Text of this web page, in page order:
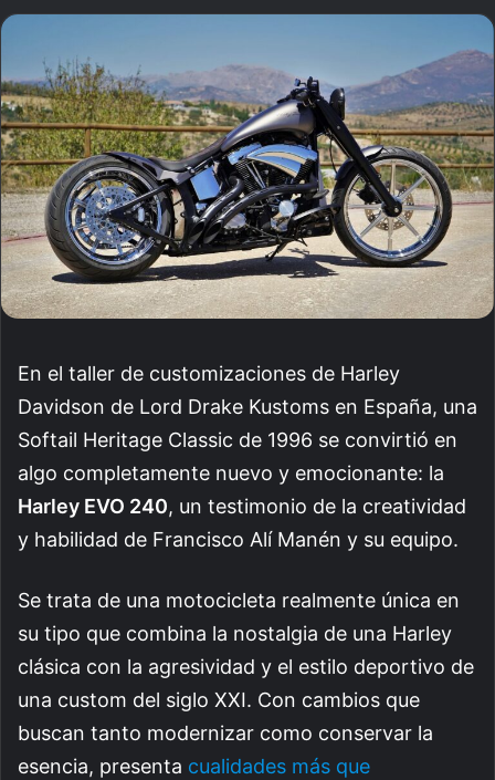
En el taller de customizaciones de Harley
Davidson de Lord Drake Kustoms en España, una
Softail Heritage Classic de 1996 se convirtió en
algo completamente nuevo y emocionante: la
Harley EVO 240, un testimonio de la creatividad
y habilidad de Francisco Alí Manén y su equipo.
Se trata de una motocicleta realmente única en
su tipo que combina la nostalgia de una Harley
clásica con la agresividad y el estilo deportivo de
una custom del siglo XXI. Con cambios que
buscan tanto modernizar como conservar la
esencia, presenta cualidades más que